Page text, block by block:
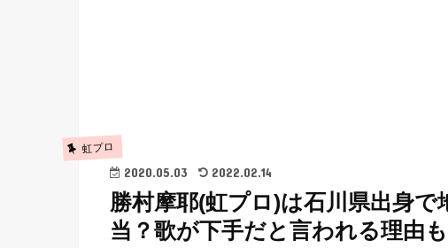
虹プロ
2020.05.03 2022.02.14
勝村摩耶(虹プロ)は石川県出身
当？歌が下手だと言われる理由も